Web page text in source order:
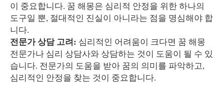
이 중요합니다. 꿈 해몽은 심리적 안정을 위한 하나의
도구일 뿐, 절대적인 진실이 아니라는 점을 명심해야 합
니다.
전문가 상담 고려: 심리적인 어려움이 크다면 꿈 해몽
전문가나 심리 상담사와 상담하는 것이 도움이 될 수 있
습니다. 전문가의 도움을 받아 꿈의 의미를 파악하고,
심리적인 안정을 찾는 것이 중요합니다.